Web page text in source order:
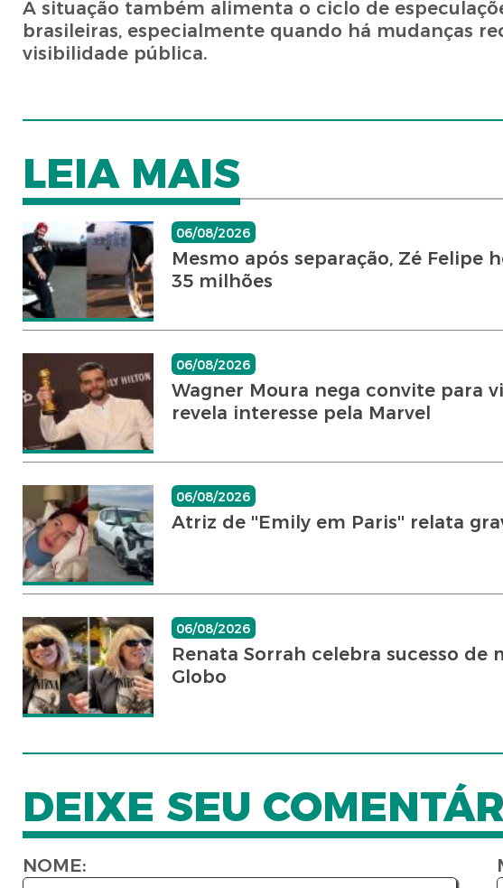
A situação também alimenta o ciclo de
brasileiras, especialmente quando há mudanças
visibilidade pública.
LEIA MAIS
06/08/2026
Mesmo após separação, Zé
35 milhões
06/08/2026
Wagner Moura nega convite para
revela interesse pela Marvel
06/08/2026
Atriz de ''Emily em Paris'' relata
06/08/2026
Renata Sorrah celebra sucesso
Globo
DEIXE SEU
NOME: